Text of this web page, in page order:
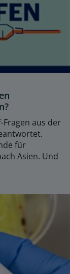
aus der
für
Asien. Und